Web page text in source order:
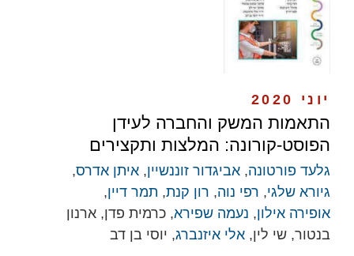
יוני 2020
התאמות המשק והחברה לעידן
הפוסט-קורונה: המלצות ותקצירים
גלעד פורטונה, אביגדור זוננשיין, איתן אדרס,
גיורא שלגי, רפי נוה, רון קנת, תמר דיין,
אופירה אילון, נעמה שפירא, כרמית פדן, ארנון
בנטור, שי לין, אלי איזנברג, יוסי בן דב